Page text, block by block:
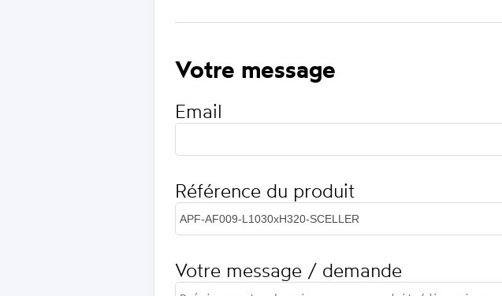
Votre message
Email
Référence du produit
Votre message / demande